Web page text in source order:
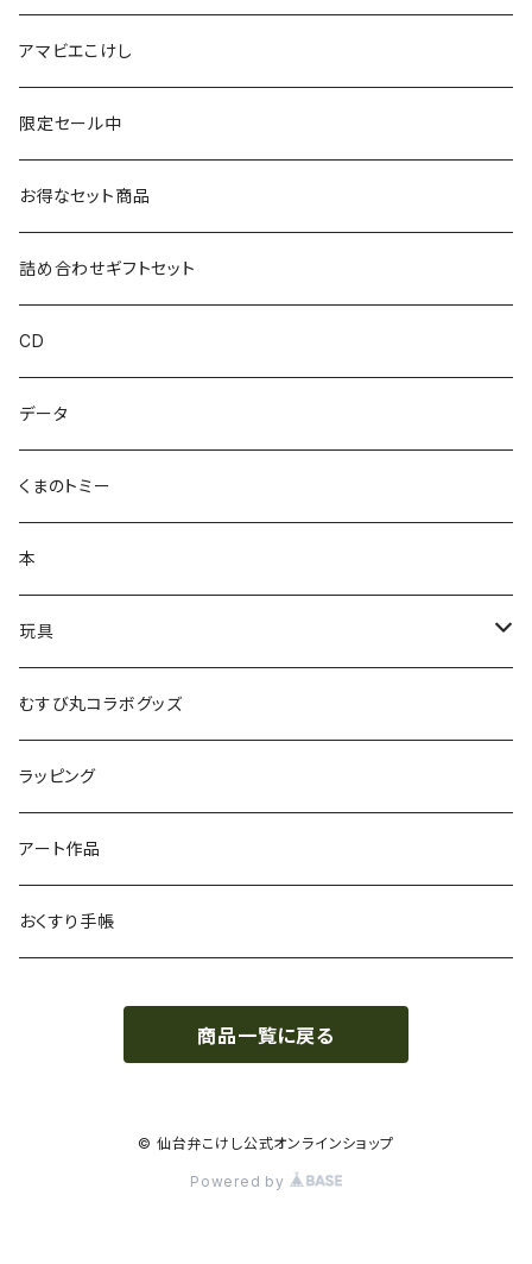
ばんつぁん
ズンダリアンシリーズ
コケゾン
メモ帳
クリアファイル
アマビエこけし
限定セール中
お得なセット商品
詰め合わせギフトセット
CD
データ
くまのトミー
本
玩具
かるた
むすび丸コラボグッズ
ラッピング
アート作品
おくすり手帳
商品一覧に戻る
© 仙台弁こけし公式オンラインショップ
Powered by